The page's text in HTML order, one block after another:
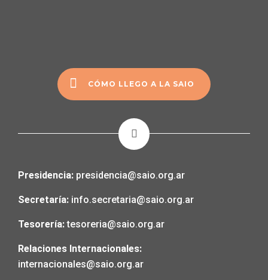
CÓMO LLEGO A LA SAIO
Presidencia: presidencia@saio.org.ar
Secretaría: info.secretaria@saio.org.ar
Tesorería:tesoreria@saio.org.ar
Relaciones Internacionales:
internacionales@saio.org.ar